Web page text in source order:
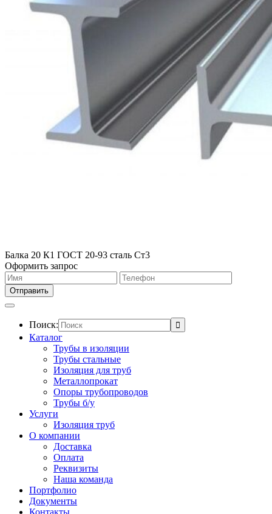
Балка 20 К1 ГОСТ 20-93 сталь Ст3
Оформить запрос
Поиск:
Каталог
Трубы в изоляции
Трубы стальные
Изоляция для труб
Металлопрокат
Опоры трубопроводов
Трубы б/у
Услуги
Изоляция труб
О компании
Доставка
Оплата
Реквизиты
Наша команда
Портфолио
Документы
Контакты